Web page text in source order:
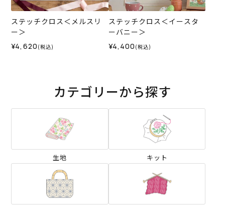
ステッチクロス＜メルスリ
ー＞
¥4,620 (税込)
ステッチクロス＜イースタ
ーバニー＞
¥4,400 (税込)
カテゴリーから探す
生地 キット